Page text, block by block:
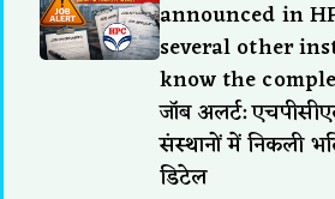
announced in
several other
know the
जॉब अलर्ट:
संस्थानों में निकली
डिटेल